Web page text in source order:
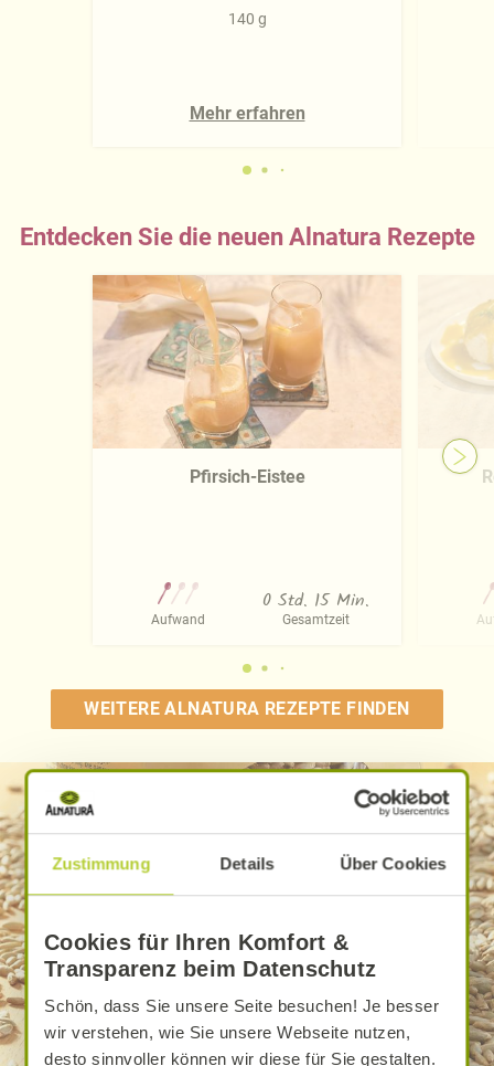
Zustimmung Details Über Cookies
Cookies für Ihren Komfort &
Transparenz beim Datenschutz
Schön, dass Sie unsere Seite besuchen! Je besser
wir verstehen, wie Sie unsere Webseite nutzen,
desto sinnvoller können wir diese für Sie gestalten.
140 g
Mehr erfahren
Entdecken Sie die neuen Alnatura Rezepte
Pfirsich-Eistee
Aufwand
0 Std. 15 Min.
Gesamtzeit
WEITERE ALNATURA REZEPTE FINDEN